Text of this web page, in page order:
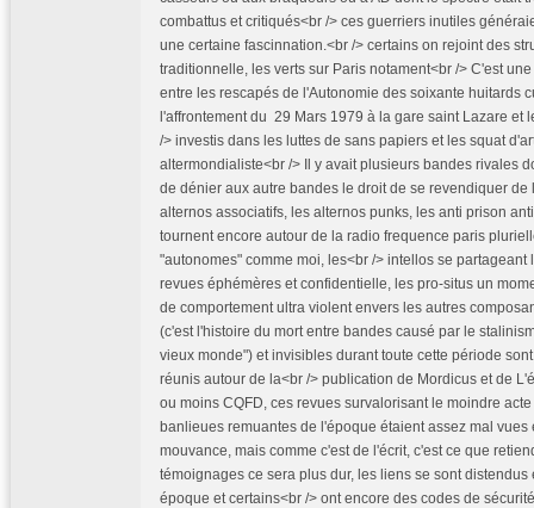
combattus et critiqués<br /> ces guerriers inutiles
une certaine fascinnation.<br /> certains on rejoint des
traditionnelle, les verts sur Paris notament<br /> C'est
entre les rescapés de l'Autonomie des soixante huitards
l'affrontement du 29 Mars 1979 à la gare saint Lazare et
/> investis dans les luttes de sans papiers et les squat
altermondialiste<br /> Il y avait plusieurs bandes rivales
de dénier aux autre bandes le droit de se revendiquer de
alternos associatifs, les alternos punks, les anti prison
tournent encore autour de la radio frequence paris
"autonomes" comme moi, les<br /> intellos se partageant
revues éphémères et confidentielle, les pro-situs un
de comportement ultra violent envers les autres
(c'est l'histoire du mort entre bandes causé par le
vieux monde") et invisibles durant toute cette période
réunis autour de la<br /> publication de Mordicus et de
ou moins CQFD, ces revues survalorisant le moindre
banlieues remuantes de l'époque étaient assez mal vues
mouvance, mais comme c'est de l'écrit, c'est ce que
témoignages ce sera plus dur, les liens se sont distendus
époque et certains<br /> ont encore des codes de